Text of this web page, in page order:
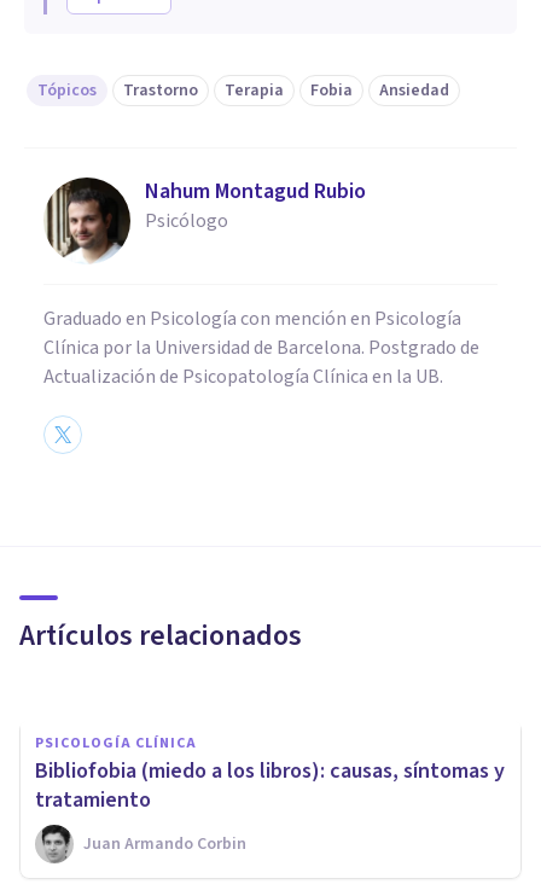
Tópicos Trastorno Terapia Fobia Ansiedad
Nahum Montagud Rubio
Psicólogo
Graduado en Psicología con mención en Psicología
Clínica por la Universidad de Barcelona. Postgrado de
Actualización de Psicopatología Clínica en la UB.
Artículos relacionados
causas, síntomas y tratamiento
PSICOLOGÍA CLÍNICA
​Bibliofobia (miedo a los libros): causas, síntomas y
tratamiento
Juan Armando Corbin